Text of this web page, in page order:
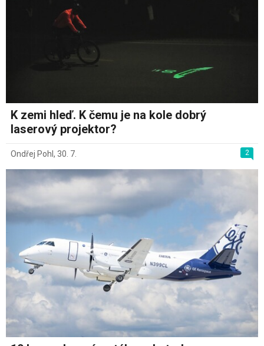
K zemi hleď. K čemu je na kole dobrý
laserový projektor?
2
Ondřej Pohl , 30. 7.